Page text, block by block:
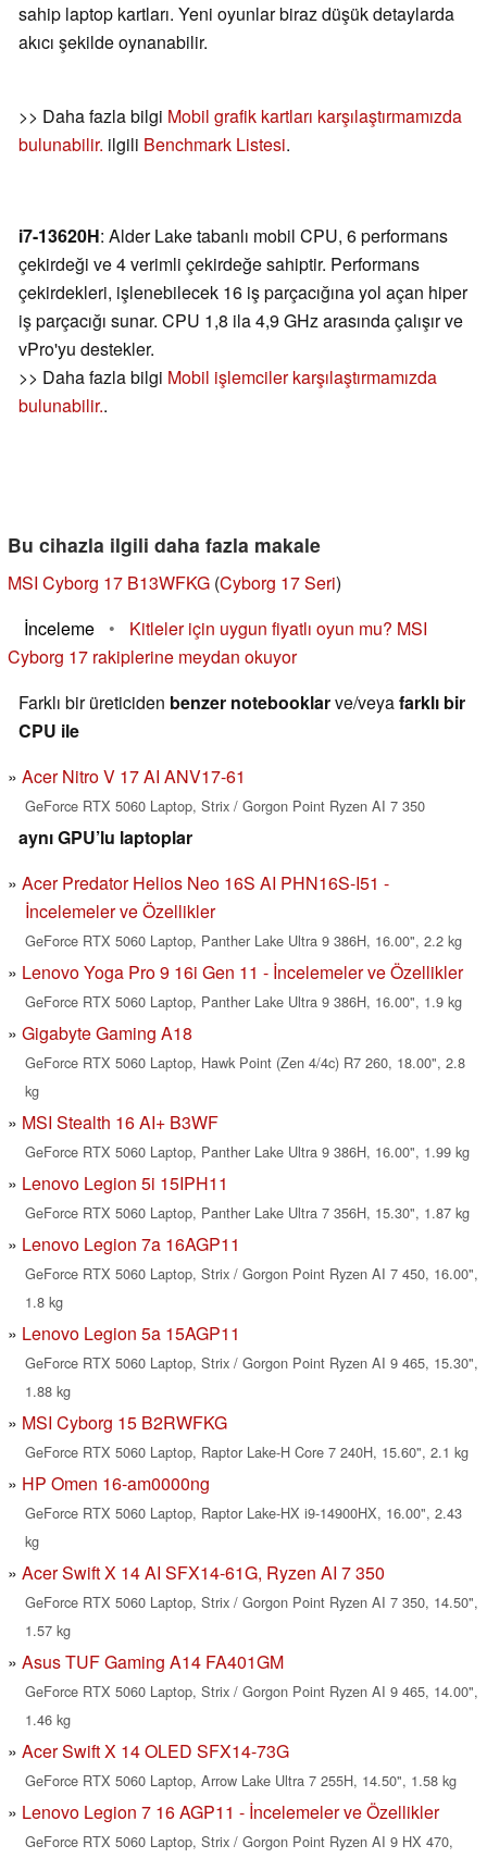
sahip laptop kartları. Yeni oyunlar biraz düşük detaylarda
akıcı şekilde oynanabilir.
>> Daha fazla bilgi Mobil grafik kartları karşılaştırmamızda
bulunabilir. ilgili Benchmark Listesi.
i7-13620H: Alder Lake tabanlı mobil CPU, 6 performans
çekirdeği ve 4 verimli çekirdeğe sahiptir. Performans
çekirdekleri, işlenebilecek 16 iş parçacığına yol açan hiper
iş parçacığı sunar. CPU 1,8 ila 4,9 GHz arasında çalışır ve
vPro'yu destekler.
>> Daha fazla bilgi Mobil işlemciler karşılaştırmamızda
bulunabilir..
Bu cihazla ilgili daha fazla makale
MSI Cyborg 17 B13WFKG (Cyborg 17 Seri)
İnceleme
•
Kitleler için uygun fiyatlı oyun mu? MSI
Cyborg 17 rakiplerine meydan okuyor
Farklı bir üreticiden benzer notebooklarve/veyafarklı bir
CPU ile
Acer Nitro V 17 AI ANV17-61
GeForce RTX 5060 Laptop, Strix / Gorgon Point Ryzen AI 7 350
aynı GPU’lu laptoplar
Acer Predator Helios Neo 16S AI PHN16S-I51 -
İncelemeler ve Özellikler
GeForce RTX 5060 Laptop, Panther Lake Ultra 9 386H, 16.00", 2.2 kg
Lenovo Yoga Pro 9 16i Gen 11 - İncelemeler ve Özellikler
GeForce RTX 5060 Laptop, Panther Lake Ultra 9 386H, 16.00", 1.9 kg
Gigabyte Gaming A18
GeForce RTX 5060 Laptop, Hawk Point (Zen 4/4c) R7 260, 18.00", 2.8
kg
MSI Stealth 16 AI+ B3WF
GeForce RTX 5060 Laptop, Panther Lake Ultra 9 386H, 16.00", 1.99 kg
Lenovo Legion 5i 15IPH11
GeForce RTX 5060 Laptop, Panther Lake Ultra 7 356H, 15.30", 1.87 kg
Lenovo Legion 7a 16AGP11
GeForce RTX 5060 Laptop, Strix / Gorgon Point Ryzen AI 7 450, 16.00",
1.8 kg
Lenovo Legion 5a 15AGP11
GeForce RTX 5060 Laptop, Strix / Gorgon Point Ryzen AI 9 465, 15.30",
1.88 kg
MSI Cyborg 15 B2RWFKG
GeForce RTX 5060 Laptop, Raptor Lake-H Core 7 240H, 15.60", 2.1 kg
HP Omen 16-am0000ng
GeForce RTX 5060 Laptop, Raptor Lake-HX i9-14900HX, 16.00", 2.43
kg
Acer Swift X 14 AI SFX14-61G, Ryzen AI 7 350
GeForce RTX 5060 Laptop, Strix / Gorgon Point Ryzen AI 7 350, 14.50",
1.57 kg
Asus TUF Gaming A14 FA401GM
GeForce RTX 5060 Laptop, Strix / Gorgon Point Ryzen AI 9 465, 14.00",
1.46 kg
Acer Swift X 14 OLED SFX14-73G
GeForce RTX 5060 Laptop, Arrow Lake Ultra 7 255H, 14.50", 1.58 kg
Lenovo Legion 7 16 AGP11 - İncelemeler ve Özellikler
GeForce RTX 5060 Laptop, Strix / Gorgon Point Ryzen AI 9 HX 470,